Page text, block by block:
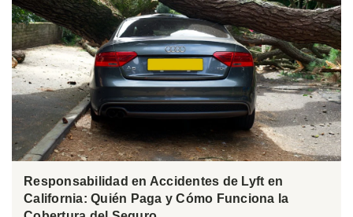
Responsabilidad en Accidentes de Lyft en
California: Quién Paga y Cómo Funciona la